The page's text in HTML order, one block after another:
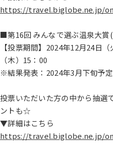
https://travel.biglobe.ne.jp/
■第16回 みんなで選ぶ温泉大賞
【投票期間】2024年12月24日
（木）15：00
※結果発表：2024年3月下旬予定
投票いただいた方の中から抽選
ントも☆
▼詳細はこちら
https://travel.biglobe.ne.jp/